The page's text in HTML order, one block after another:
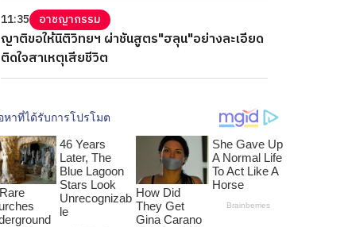
11:35 อาชญากรรม
ญาติขอให้นิติวิทยฯ ผ่าชันสูตร"ฮลุน"อย่างละเอียด
ติดใจสาเหตุเสียชีวิต